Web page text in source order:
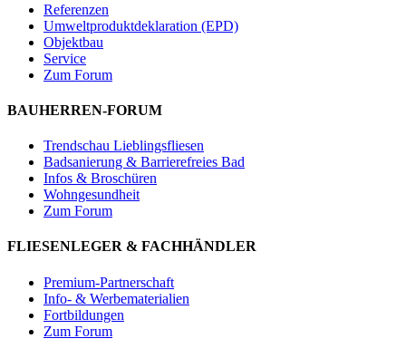
Referenzen
Umweltproduktdeklaration (EPD)
Objektbau
Service
Zum Forum
BAUHERREN-FORUM
Trendschau Lieblingsfliesen
Badsanierung & Barrierefreies Bad
Infos & Broschüren
Wohngesundheit
Zum Forum
FLIESENLEGER & FACHHÄNDLER
Premium-Partnerschaft
Info- & Werbematerialien
Fortbildungen
Zum Forum